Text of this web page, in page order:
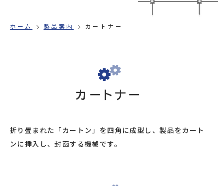
ホーム 製品案内 カートナー
カートナー
折り畳まれた「カートン」を四角に成型し、製品をカート
ンに挿入し、封函する機械です。